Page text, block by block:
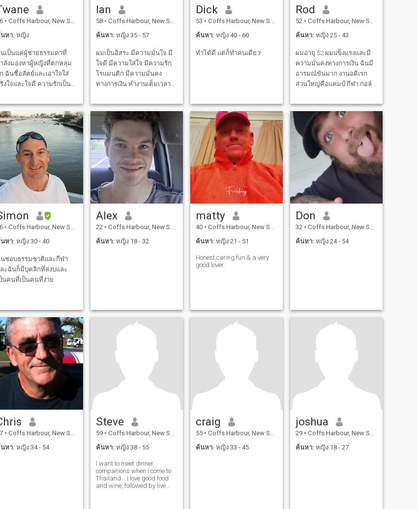
• Coffs Harbour, New South Wales, ออสเตรเลีย
หา: หญิง
เป็นแค่ผู้ชายธรรมดาที่
ลังมองหาผู้หญิงที่ตกหลุม
ฉันซื่อสัตย์และเอาใจใส่
งใจและใจดี ความรักเป็น
คนที่จะรักฉันและเป็นคู่หู
งฉันในชีวิตและฉันจะรัก
ะสนับสนุนคุณ หากคุณพูด
ภาษาอังกฤษเล็กน้อยนี่จะดี
ก็โอเคถ้าคุณไม่ฉันจะช่วย
😘 วน
Ian
58 • Coffs Harbour, New South Wales, ออสเตรเลีย
ค้นหา: หญิง 35 - 57
ผมเป็นอิสระ มีความมั่นใจ มี
ใจดี มีความใส่ใจ มีความรัก
โรแมนติก มีความมั่นคง
ทางการเงิน ทํางานเต็มเวลา
กลางแจ้ง ทักษะการสื่อสารที่ดี
Dick
53 • Coffs Harbour, New South Wales, ออสเตรเลีย
ค้นหา: หญิง 40 - 60
ทําได้ดี แต่ก็ทําคนเดียว!
Rod
52 • Coffs Harbour, New South Wales, ออสเตรเลีย
ค้นหา: หญิง 25 - 43
ผมอายุ 52 ผมแข็งแรงและมี
ความมั่นคงทางการเงิน ฉันมี
อารมณ์ขันมาก งานอดิเรก
ส่วนใหญ่คือแคมป์ กีฬา กอล์ฟ
จะพบกับคนใหม่เมื่อฉันเดิน
ทาง, ด้วยมุมมองของ
มิตรภาพและความสัมพันธ์ที่
เป็นไปได้
• Coffs Harbour, New South Wales, ออสเตรเลีย
หา: หญิง 30 - 40
ชอบธรรมชาติและกีฬา
ะฉันก็มีบุคลิกที่สงบและ
นคนที่เป็นคนที่ง่าย
Alex
22 • Coffs Harbour, New South Wales, ออสเตรเลีย
ค้นหา: หญิง 18 - 32
matty
40 • Coffs Harbour, New South Wales, ออสเตรเลีย
ค้นหา: หญิง 21 - 51
Honest,caring fun & a very
good lover.
Don
32 • Coffs Harbour, New South Wales, ออสเตรเลีย
ค้นหา: หญิง 24 - 54
• Coffs Harbour, New South Wales, ออสเตรเลีย
หา: หญิง 34 - 54
Steve
59 • Coffs Harbour, New South Wales, ออสเตรเลีย
ค้นหา: หญิง 38 - 55
I want to meet dinner
companions when I come to
Thailand... I love good food
and wine, followed by live
craig
55 • Coffs Harbour, New South Wales, ออสเตรเลีย
ค้นหา: หญิง 33 - 45
joshua
29 • Coffs Harbour, New South Wales, ออสเตรเลีย
ค้นหา: หญิง 18 - 27